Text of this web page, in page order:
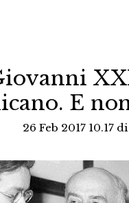
E
26 Feb 2017 10.17 di